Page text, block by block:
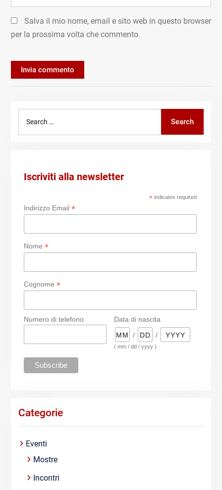
Salva il mio nome, email e sito web in questo browser
per la prossima volta che commento.
Search
Iscriviti alla newsletter
*indicates required
Indirizzo Email *
Nome *
Cognome *
Numero di telefono
Data di nascita
/
/
( mm / dd / yyyy )
Categorie
Eventi
Mostre
Incontri